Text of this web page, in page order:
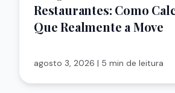
Restaurantes: Como
Que Realmente a Move
agosto 3, 2026 | 5 min de leitura